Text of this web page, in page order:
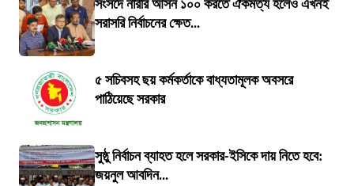
সংসদে নারীর আসন ১০০ করতে ঐকমত্য হলেও এখনই
সরাসরি নির্বাচনের ক্ষেত...
৫ সচিবসহ ছয় কর্মকর্তাকে বাধ্যতামূলক অবসরে
পাঠিয়েছে সরকার
সুষ্ঠু নির্বাচন ব্যাহত হলে সরকার-ইসিকে দায় নিতে হবে:
জয়নুল আবদিন...